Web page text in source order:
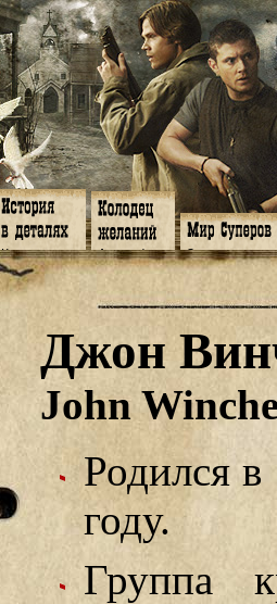
Книги
Галереи
Музыка
Видео
Субтитры
Заметки
Мысли
Откровение
Истоки
Арт-кафе
Игромания
Фанфики
Фанарт
Анекдоты
Передоз
Страшилки
Знакомство
Обитатели
Семейное
Дневник
Арсенал
СИЗО
Суперы от и
Джон
John
Родился в
году.
Группа